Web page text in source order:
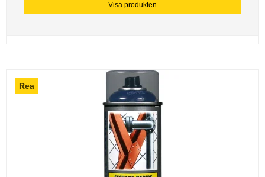
Visa produkten
Rea